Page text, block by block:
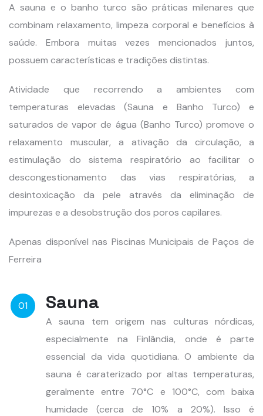
A sauna e o banho turco são práticas milenares que
combinam relaxamento, limpeza corporal e benefícios à
saúde. Embora muitas vezes mencionados juntos,
possuem características e tradições distintas.
Atividade que recorrendo a ambientes com
temperaturas elevadas (Sauna e Banho Turco) e
saturados de vapor de água (Banho Turco) promove o
relaxamento muscular, a ativação da circulação, a
estimulação do sistema respiratório ao facilitar o
descongestionamento das vias respiratórias, a
desintoxicação da pele através da eliminação de
impurezas e a desobstrução dos poros capilares.
Apenas disponível nas Piscinas Municipais de Paços de
Ferreira
01 Sauna
A sauna tem origem nas culturas nórdicas,
especialmente na Finlândia, onde é parte
essencial da vida quotidiana. O ambiente da
sauna é caraterizado por altas temperaturas,
geralmente entre 70°C e 100°C, com baixa
humidade (cerca de 10% a 20%). Isso é